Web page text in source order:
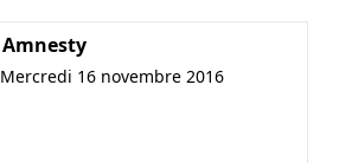
Amnesty
Mercredi 16 novembre 2016